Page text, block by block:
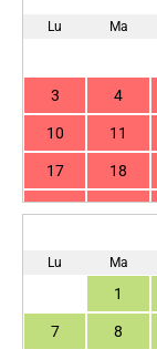
Lu Ma
3 4
10 11
17 18
24 25
Lu Ma
1
7 8